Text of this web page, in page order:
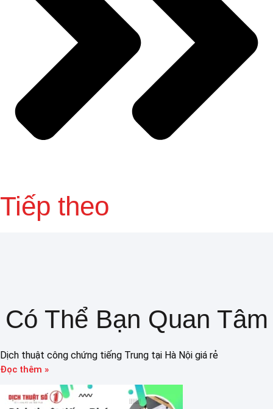
Tiếp theo
Có Thể Bạn Quan Tâm
Dịch thuật công chứng tiếng Trung tại Hà Nội giá rẻ
Đọc thêm »